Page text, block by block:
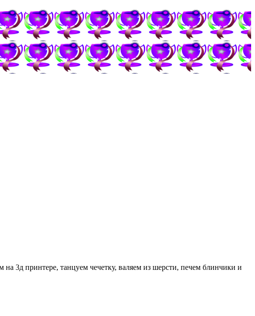
3д принтере, танцуем чечетку, валяем из шерсти, печем блинчики и